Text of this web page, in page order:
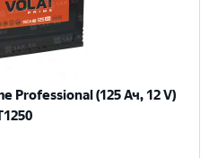
Professional (125 Ач, 12 V)